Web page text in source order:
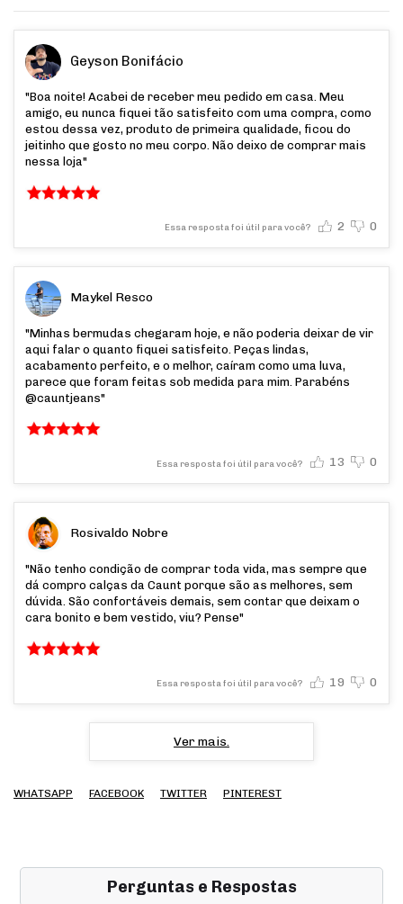
Geyson Bonifácio
"Boa noite! Acabei de receber meu pedido em casa. Meu
amigo, eu nunca fiquei tão satisfeito com uma compra, como
estou dessa vez, produto de primeira qualidade, ficou do
jeitinho que gosto no meu corpo. Não deixo de comprar mais
nessa loja"
Essa resposta foi útil para você? 2 0
Maykel Resco
"Minhas bermudas chegaram hoje, e não poderia deixar de vir
aqui falar o quanto fiquei satisfeito. Peças lindas,
acabamento perfeito, e o melhor, caíram como uma luva,
parece que foram feitas sob medida para mim. Parabéns
@cauntjeans"
Essa resposta foi útil para você? 13 0
Rosivaldo Nobre
"Não tenho condição de comprar toda vida, mas sempre que
dá compro calças da Caunt porque são as melhores, sem
dúvida. São confortáveis demais, sem contar que deixam o
cara bonito e bem vestido, viu? Pense"
Essa resposta foi útil para você? 19 0
Ver mais.
WHATSAPP FACEBOOK TWITTER PINTEREST
Perguntas e Respostas